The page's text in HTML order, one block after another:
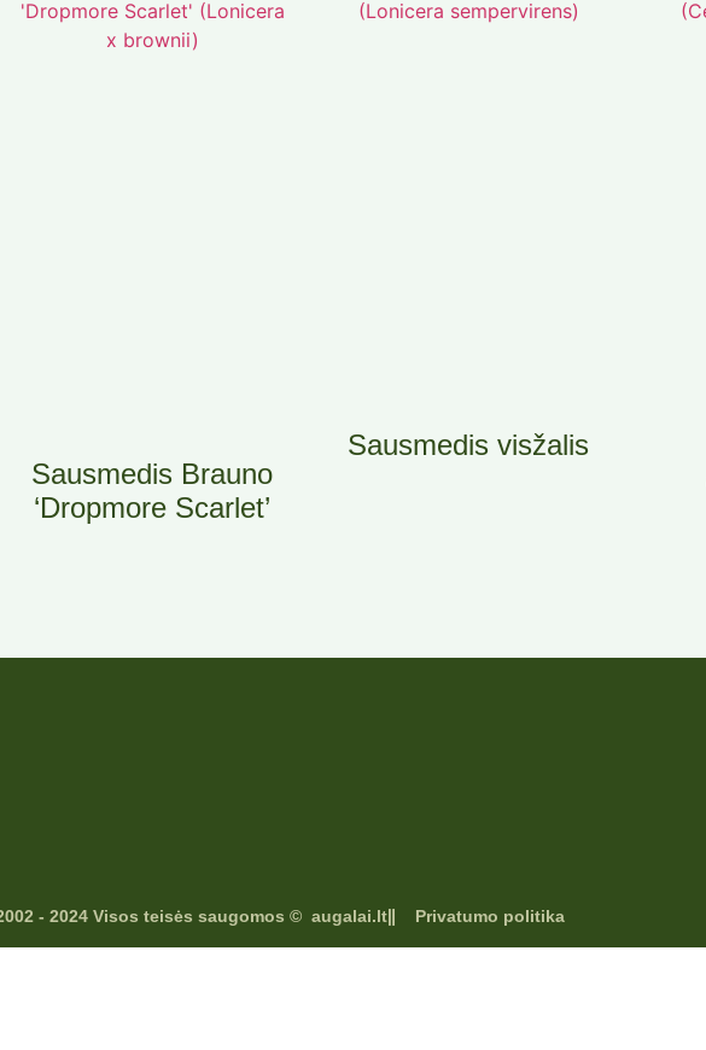
Sausmedis Brauno
‘Dropmore Scarlet’
Sausmedis visžalis
- 2024 Visos teisės saugomos © augalai.lt Privatumo politika